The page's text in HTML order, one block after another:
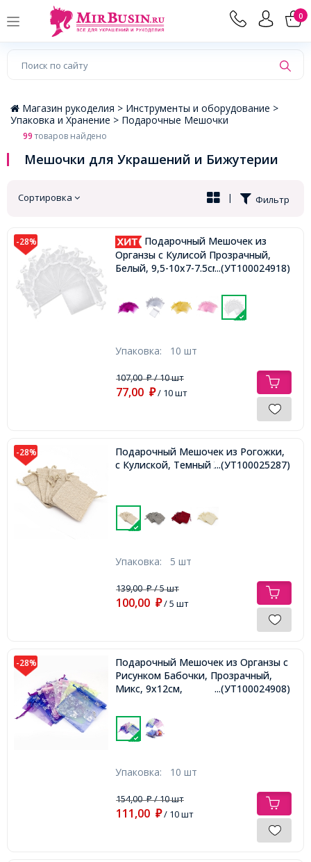
0
×
Магазин рукоделия > Инструменты и оборудование >
Упаковка и Хранение > Подарочные Мешочки
99товаров найдено
Мешочки для Украшений и Бижутерии
Сортировка Фильтр
|
-28%
Подарочный Мешочек из
Органзы с Кулисой Прозрачный,
Белый, 9,5-10x7-7.5см,...(УТ100024918)
Упаковка: 10 шт
107,00₽/ 10 шт
77,00 ₽/ 10 шт
-28%
Подарочный Мешочек из Рогожки,
с Кулиской, Темный Хаки, 9х7см,
...(УТ100025287)
Упаковка: 5 шт
139,00₽/ 5 шт
100,00 ₽/ 5 шт
-28%
Подарочный Мешочек из Органзы с
Рисунком Бабочки, Прозрачный,
Микс, 9x12см,
...(УТ100024908)
Упаковка: 10 шт
154,00₽/ 10 шт
111,00 ₽/ 10 шт